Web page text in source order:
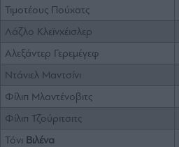
Τιμοτέους Πούχατς
Λάζλο Κλεϊνχέισλερ
Αλεξάντερ Γερεμέγεφ
Ντάνιελ Μαντσίνι
Φίλιπ Μλαντένοβιτς
Φίλιπ Τζούριτσιτς
Τόνι Βιλένα